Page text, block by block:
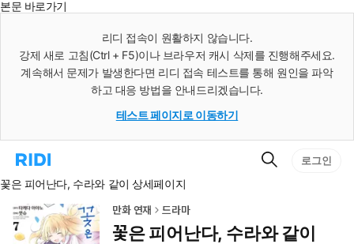
본문 바로가기
리디 접속이 원활하지 않습니다.
강제 새로 고침(Ctrl + F5)이나 브라우저 캐시 삭제를 진행해주세요.
계속해서 문제가 발생한다면 리디 접속 테스트를 통해 원인을 파악
하고 대응 방법을 안내드리겠습니다.
테스트 페이지로 이동하기
리
홈
로
이
동
검
로그인
꽃은 피어난다, 수라와 같이 상세페이지
만화 연재 드라마
꽃은 피어난다, 수라와 같이